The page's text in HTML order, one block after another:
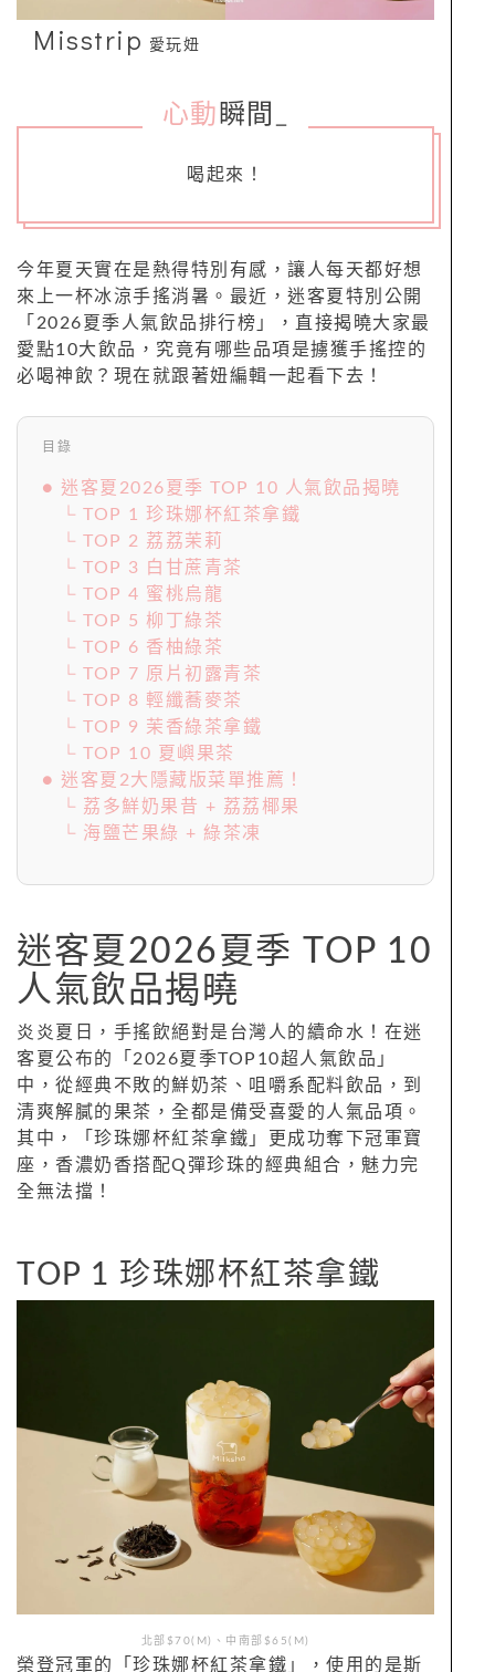
Misstrip 愛玩妞
心動 瞬間
喝起來！
今年夏天實在是熱得特別有感，讓人每天都好想
來上一杯冰涼手搖消暑。最近，迷客夏特別公開
「2026夏季人氣飲品排行榜」，直接揭曉大家最
愛點10大飲品，究竟有哪些品項是擄獲手搖控的
必喝神飲？現在就跟著妞編輯一起看下去！
目錄
● 迷客夏2026夏季 TOP 10 人氣飲品揭曉
└ TOP 1 珍珠娜杯紅茶拿鐵
└ TOP 2 荔荔茉莉
└ TOP 3 白甘蔗青茶
└ TOP 4 蜜桃烏龍
└ TOP 5 柳丁綠茶
└ TOP 6 香柚綠茶
└ TOP 7 原片初露青茶
└ TOP 8 輕纖蕎麥茶
└ TOP 9 茉香綠茶拿鐵
└ TOP 10 夏嶼果茶
● 迷客夏2大隱藏版菜單推薦！
└ 荔多鮮奶果昔 + 荔荔椰果
└ 海鹽芒果綠 + 綠茶凍
迷客夏2026夏季 TOP 10
人氣飲品揭曉
炎炎夏日，手搖飲絕對是台灣人的續命水！在迷
客夏公布的「2026夏季TOP10超人氣飲品」
中，從經典不敗的鮮奶茶、咀嚼系配料飲品，到
清爽解膩的果茶，全都是備受喜愛的人氣品項。
其中，「珍珠娜杯紅茶拿鐵」更成功奪下冠軍寶
座，香濃奶香搭配Q彈珍珠的經典組合，魅力完
全無法擋！
TOP 1 珍珠娜杯紅茶拿鐵
北部$70(M)、中南部$65(M)
榮登冠軍的「珍珠娜杯紅茶拿鐵」，使用的是斯